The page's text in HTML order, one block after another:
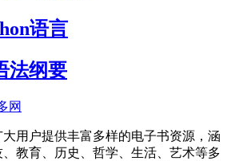
语言
法纲要
用户提供丰富多样的电子书资源，涵
教育、历史、哲学、生活、艺术等多